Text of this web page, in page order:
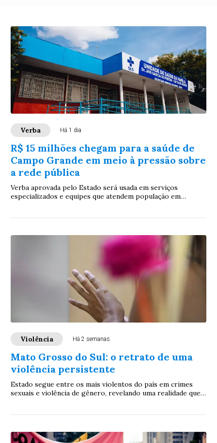
Verba Há 1 dia
R$ 15 milhões chegam para a saúde de
Campo Grande em meio à pressão sobre
a rede pública
Verba aprovada pelo Estado será usada em serviços
especializados e equipes que atendem população em
Violência Há 2 semanas
Mato Grosso do Sul: o retrato de uma
violência persistente
Estado segue entre os mais violentos do país em crimes
sexuais e violência de gênero, revelando uma realidade que